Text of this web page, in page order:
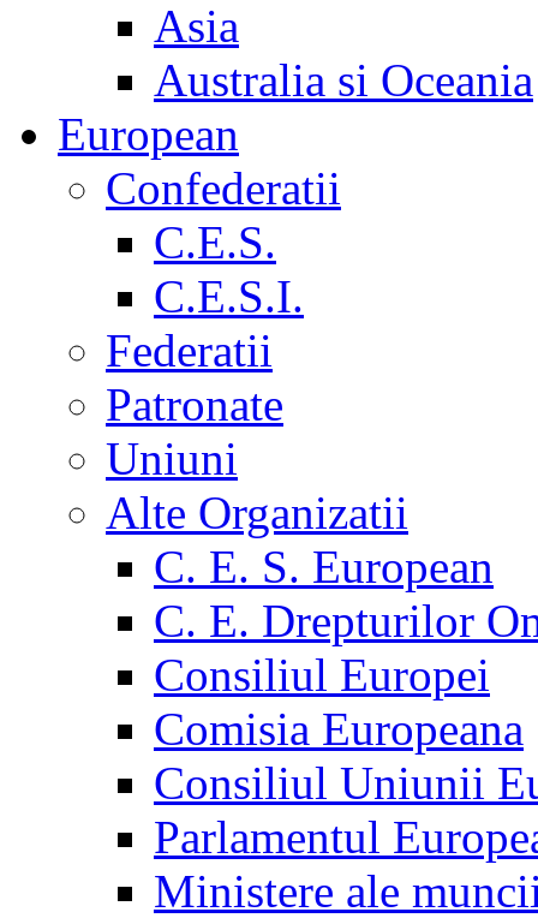
Asia
Australia si Oceania
European
Confederatii
C.E.S.
C.E.S.I.
Federatii
Patronate
Uniuni
Alte Organizatii
C. E. S. European
C. E. Drepturilor
Consiliul Europei
Comisia Europeana
Consiliul Uniunii
Parlamentul
Ministere ale